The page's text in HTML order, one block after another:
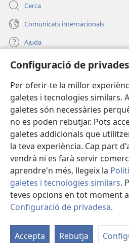
Configuració de
Per oferir-te la millor
galetes i tecnologies similars.
galetes són necessàries
no es poden rebutjar. Pots
galetes addicionals que
la teva experiència. Cap part
vendrà ni es farà servir
aprendre'n més, llegeix la
galetes i tecnologies similars.
teves opcions en tot moment
Configuració de privadesa.
Accepta Rebutja
Cerca
Comunicats internacionals
Ajuda
Donacions
una
finestra
nova)
BIBLIOTECA EN LÍNIA
(obre
una
finestra
nova)
JW Hub
(obre
una
finestra
nova)
®
Copyright© 2026 Watch Tower Bible
CONDICIONS D'ÚS
POLÍTICA DE
PRIVADESA